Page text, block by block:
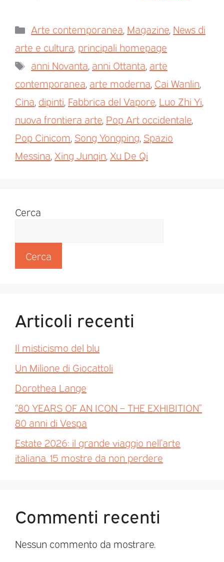
Arte contemporanea Magazine News di
arte e cultura principali homepage
anni Novanta anni Ottanta arte
contemporanea arte moderna Cai Wanlin
Cina dipinti Fabbrica del Vapore Luo Zhi Yi
nuova frontiera arte Pop Art occidentale
Pop Cinicom Song Yongping Spazio
Messina Xing Junqin Xu De Qi
Cerca
Cerca
Articoli recenti
Il misticismo del blu
Un Milione di Giocattoli
Dorothea Lange
“80 YEARS OF AN ICON – THE EXHIBITION”
80 anni di Vespa
Estate 2026: il grande viaggio nell’arte
italiana. 15 mostre da non perdere
Commenti recenti
Nessun commento da mostrare.